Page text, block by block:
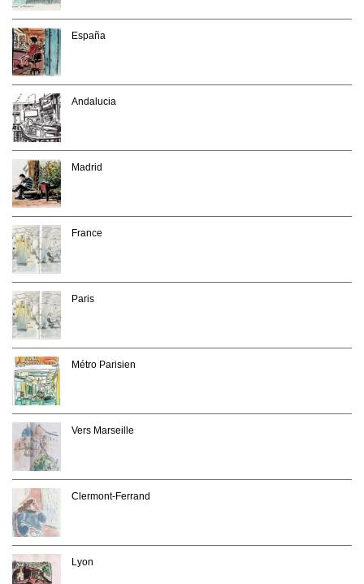
España
Andalucia
Madrid
France
Paris
Métro Parisien
Vers Marseille
Clermont-Ferrand
Lyon